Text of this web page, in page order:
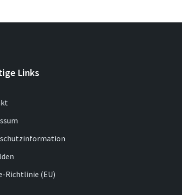
Links
Richtlinie (EU)